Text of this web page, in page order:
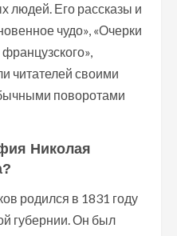
людей. Его рассказы и
чудо», «Очерки
читателей своими
поворотами
Николая
родился в 1831 году
губернии. Он был